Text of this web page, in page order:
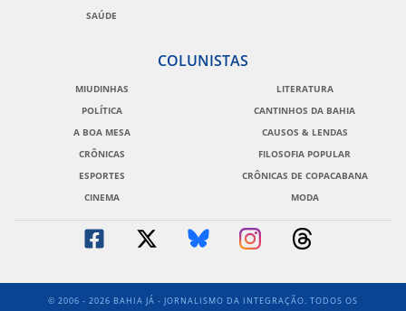
SAÚDE
COLUNISTAS
MIUDINHAS
POLÍTICA
A BOA MESA
CRÔNICAS
ESPORTES
CINEMA
LITERATURA
CANTINHOS DA BAHIA
CAUSOS & LENDAS
FILOSOFIA POPULAR
CRÔNICAS DE COPACABANA
MODA
© 2006 - 2026 BAHIA JÁ - JORNALISMO DA INTEGRAÇÃO. TODOS OS